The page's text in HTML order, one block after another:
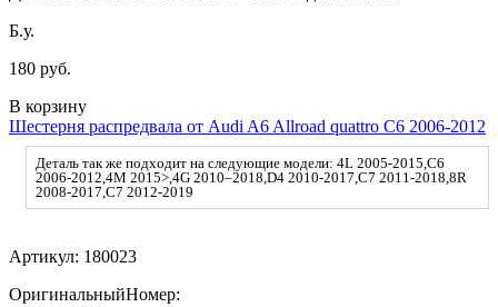
Б.у.
180 руб.
В корзину
Шестерня распредвала от Audi A6 Allroad quattro C6 2006-2012
Деталь так же подходит на следующие модели: 4L 2005-2015,C6
2006-2012,4M 2015>,4G 2010–2018,D4 2010-2017,C7 2011-2018,8R
2008-2017,C7 2012-2019
Артикул: 180023
ОригинальныйНомер: